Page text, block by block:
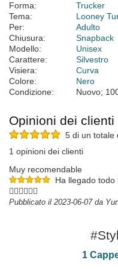
Forma:
Trucker
Tema:
Looney
Per:
Adulto
Chiusura:
Snapback
Modello:
Unisex
Carattere:
Silvestro
Visiera:
Curva
Colore:
Nero
Condizione:
Nuovo;
Opinioni dei clienti
5 di un totale
1 opinioni dei clienti
Muy recomendable
Ha llegado
👌🏻👌🏻👌🏻
Pubblicato il 2023-06-07 da
1